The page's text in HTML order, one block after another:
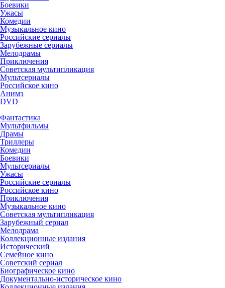
Боевики
Ужасы
Комедии
Музыкальное кино
Российские сериалы
Зарубежные сериалы
Мелодрамы
Приключения
Советская мультипликация
Мультсериалы
Российское кино
Анимэ
DVD
Фантастика
Мультфильмы
Драмы
Триллеры
Комедии
Боевики
Мультсериалы
Ужасы
Российские сериалы
Российское кино
Приключения
Музыкальное кино
Советская мультипликация
Зарубежный сериал
Мелодрама
Коллекционные издания
Исторический
Семейное кино
Советский сериал
Биографическое кино
Документально-историческое кино